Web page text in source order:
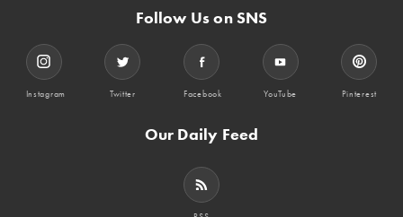
Follow Us on SNS
Instagram Twitter Facebook YouTube Pinterest
Our Daily Feed